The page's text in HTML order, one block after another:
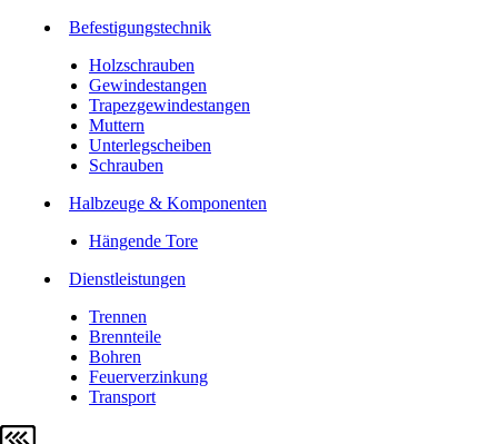
Befesti­gungstechnik
Holzschrauben
Gewindestangen
Trapezgewindestangen
Muttern
Unterlegscheiben
Schrauben
Halbzeuge & Komponenten
Hängende Tore
Dienstleistungen
Trennen
Brennteile
Bohren
Feuerverzinkung
Transport